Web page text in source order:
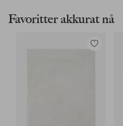
Favoritter akkurat nå
Legg